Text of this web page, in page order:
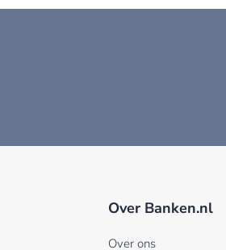
Over Banken.nl
Over ons